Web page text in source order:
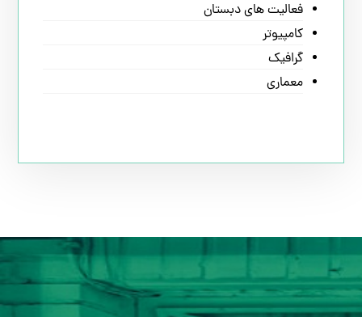
فعالیت های دبستان
کامپیوتر
گرافیک
معماری